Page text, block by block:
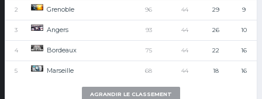
2 Grenoble 96 44 29 9
3 Angers 93 44 26 10
4 Bordeaux 75 44 22 16
5 Marseille 68 44 18 16
AGRANDIR LE CLASSEMENT